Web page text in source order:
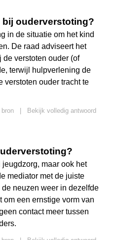
ouderverstoting?
in de situatie om het kind
De raad adviseert het
de verstoten ouder (of
terwijl hulpverlening de
verstoten ouder tracht te
Bekijk volledig antwoord
maar ook het
mediator met de juiste
neuzen weer in dezelfde
om een ernstige vorm van
contact meer tussen